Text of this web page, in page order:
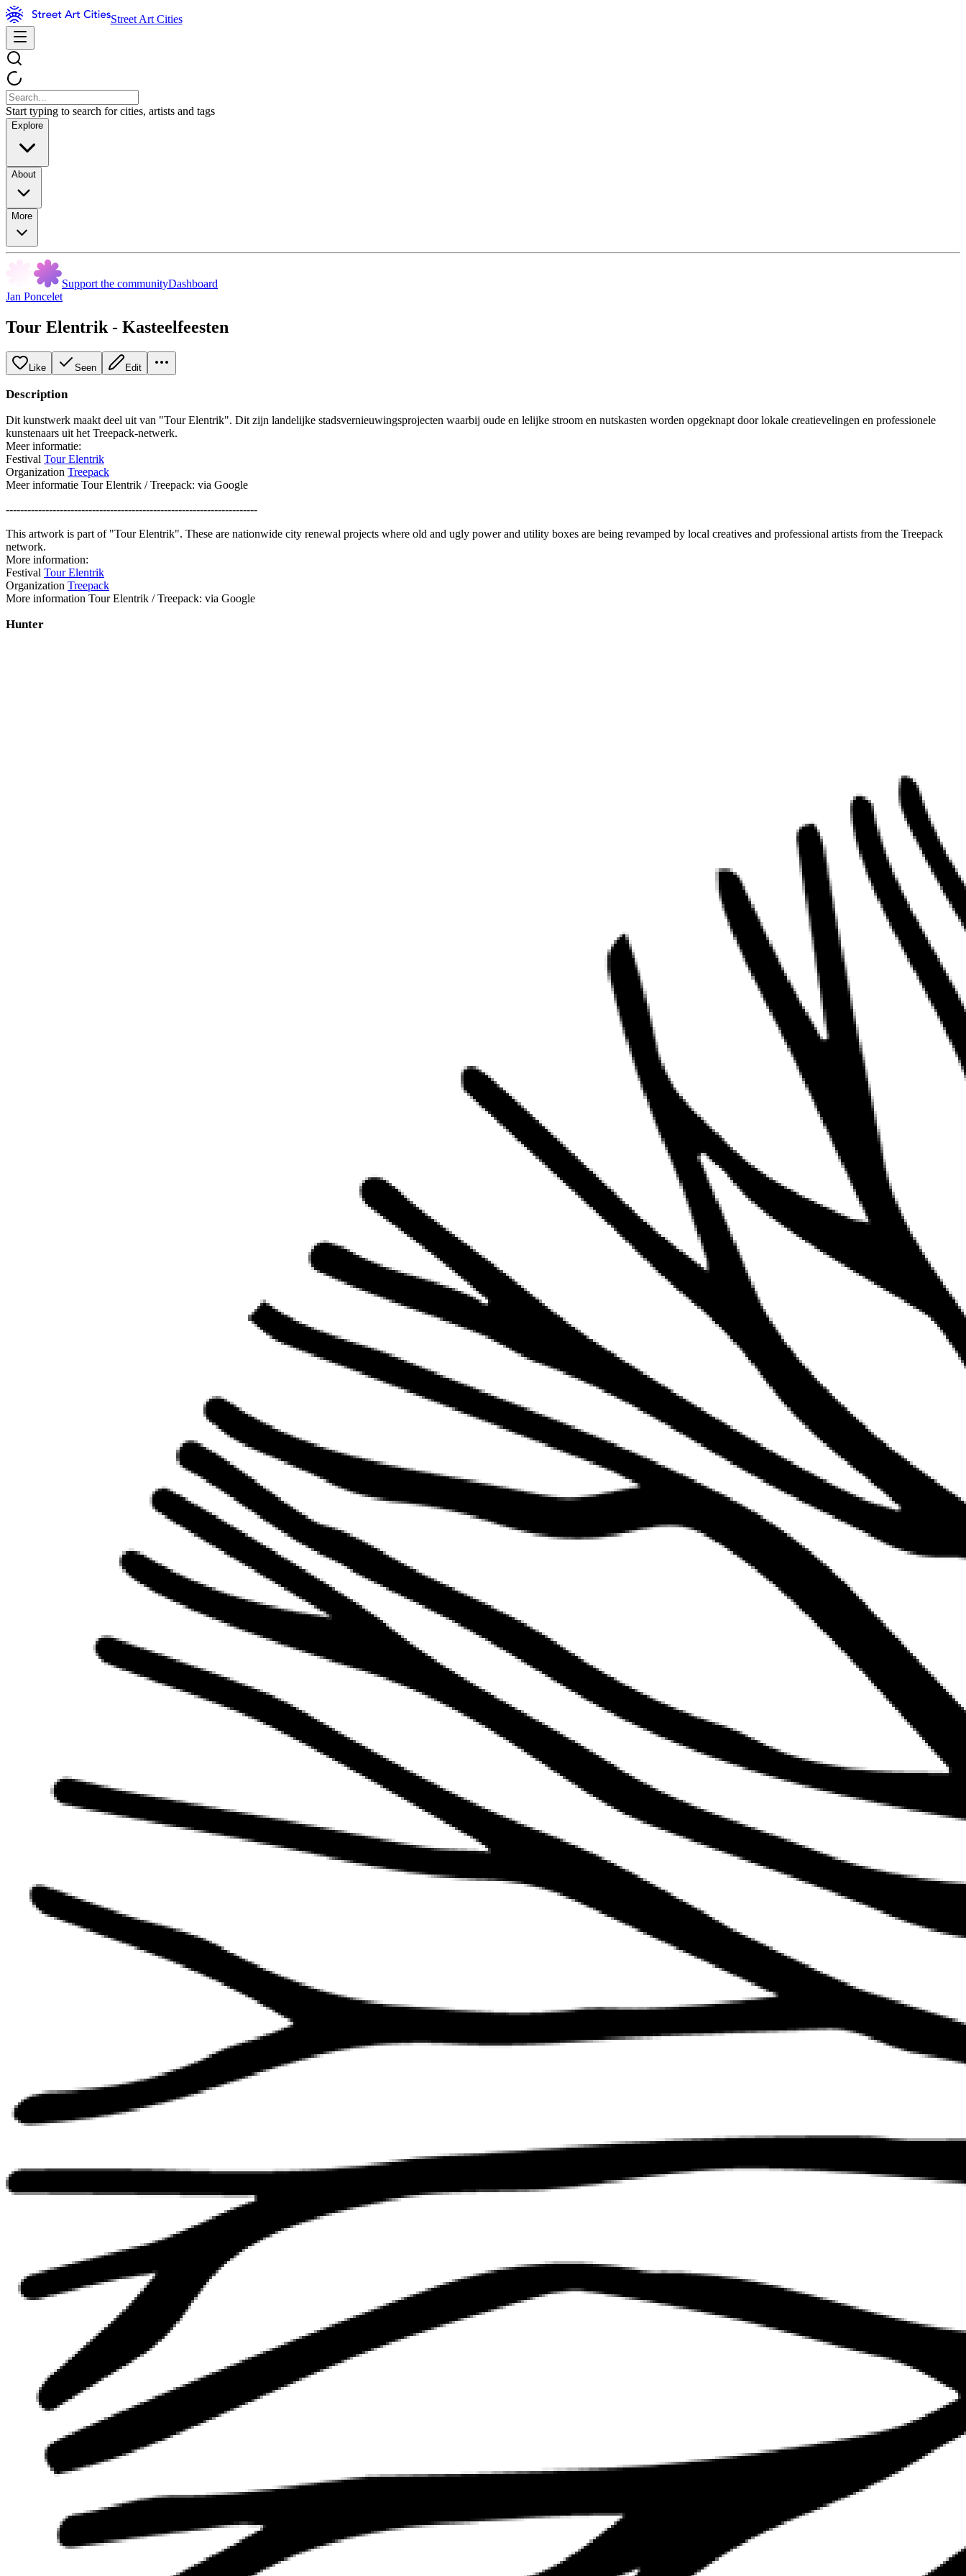
Street Art Cities
Start typing to search for cities, artists and tags
Explore
About
More
Support the communityDashboard
Jan Poncelet
Tour Elentrik - Kasteelfeesten
Like Seen Edit
Description
Dit kunstwerk maakt deel uit van "Tour Elentrik". Dit zijn landelijke stadsvernieuwingsprojecten waarbij oude en lelijke stroom en nutskasten worden opgeknapt door lokale creatievelingen en professionele
kunstenaars uit het Treepack-netwerk.
Meer informatie:
Festival Tour Elentrik
Organization Treepack
Meer informatie Tour Elentrik / Treepack: via Google
----------------------------------------------------------------------
This artwork is part of "Tour Elentrik". These are nationwide city renewal projects where old and ugly power and utility boxes are being revamped by local creatives and professional artists from the Treepack
network.
More information:
Festival Tour Elentrik
Organization Treepack
More information Tour Elentrik / Treepack: via Google
Hunter